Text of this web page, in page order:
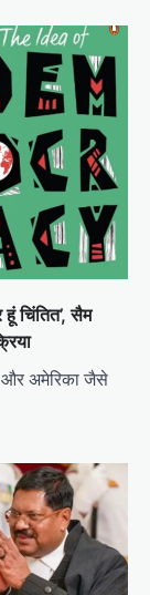
चिंतित’, सैम
और अमेरिका जैसे